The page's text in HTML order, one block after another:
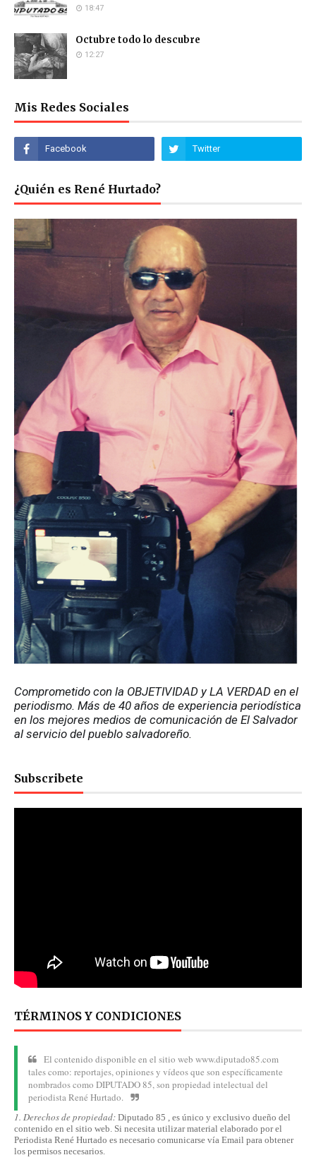
18:47
Octubre todo lo descubre
12:27
Mis Redes Sociales
¿Quién es René Hurtado?
Comprometido con la OBJETIVIDAD y LA VERDAD en el
periodismo. Más de 40 años de experiencia periodística
en los mejores medios de comunicación de El Salvador
al servicio del pueblo salvadoreño.
Subscribete
TÉRMINOS Y CONDICIONES
El contenido disponible en el sitio web www.diputado85.com
tales como: reportajes, opiniones y vídeos que son específicamente
nombrados como DIPUTADO 85, son propiedad intelectual del
periodista René Hurtado.
1. Derechos de propiedad: Diputado 85 , es único y exclusivo dueño del
contenido en el sitio web. Si necesita utilizar material elaborado por el
Periodista René Hurtado es necesario comunicarse vía Email para obtener
los permisos necesarios.